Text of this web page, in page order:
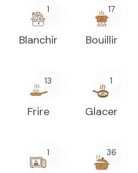
1
Blanchir
17
Bouillir
13
Frire
1
Glacer
1 36